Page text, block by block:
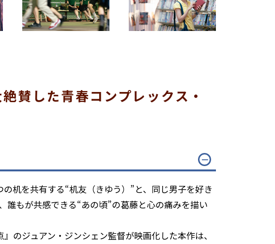
賛した青春コンプレックス・
机を共有する“机友（きゆう）”と、同じ男子を好き
誰もが共感できる“あの頃”の葛藤と心の痛みを描い
のジュアン・ジンシェン監督が映画化した本作は、